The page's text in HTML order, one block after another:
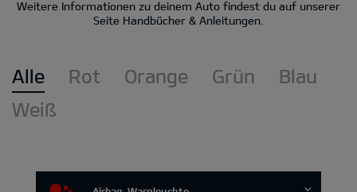
Weitere Informationen zu deinem Auto findest du auf unserer
Seite Handbücher & Anleitungen.
Alle Rot Orange Grün
Blau
Weiß